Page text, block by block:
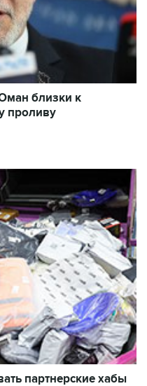
близки к
проливу
партнерские хабы